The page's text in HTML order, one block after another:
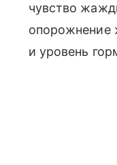
чувство
опорожнение
и уровень